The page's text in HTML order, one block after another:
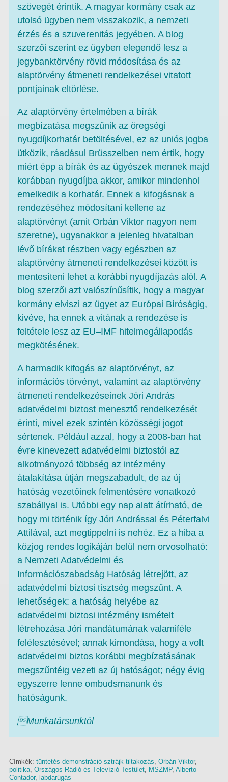
szövegét érintik. A magyar kormány csak az
utolsó ügyben nem visszakozik, a nemzeti
érzés és a szuverenitás jegyében. A blog
szerzői szerint ez ügyben elegendő lesz a
jegybanktörvény rövid módosítása és az
alaptörvény átmeneti rendelkezései vitatott
pontjainak eltörlése.
Az alaptörvény értelmében a bírák
megbízatása megszűnik az öregségi
nyugdíjkorhatár betöltésével, ez az uniós jogba
ütközik, ráadásul Brüsszelben nem értik, hogy
miért épp a bírák és az ügyészek mennek majd
korábban nyugdíjba akkor, amikor mindenhol
emelkedik a korhatár. Ennek a kifogásnak a
rendezéséhez módosítani kellene az
alaptörvényt (amit Orbán Viktor nagyon nem
szeretne), ugyanakkor a jelenleg hivatalban
lévő bírákat részben vagy egészben az
alaptörvény átmeneti rendelkezései között is
mentesíteni lehet a korábbi nyugdíjazás alól. A
blog szerzői azt valószínűsítik, hogy a magyar
kormány elviszi az ügyet az Európai Bíróságig,
kivéve, ha ennek a vitának a rendezése is
feltétele lesz az EU–IMF hitelmegállapodás
megkötésének.
A harmadik kifogás az alaptörvényt, az
információs törvényt, valamint az alaptörvény
átmeneti rendelkezéseinek Jóri András
adatvédelmi biztost menesztő rendelkezését
érinti, mivel ezek szintén közösségi jogot
sértenek. Például azzal, hogy a 2008-ban hat
évre kinevezett adatvédelmi biztostól az
alkotmányozó többség az intézmény
átalakítása útján megszabadult, de az új
hatóság vezetőinek felmentésére vonatkozó
szabállyal is. Utóbbi egy nap alatt átírható, de
hogy mi történik így Jóri Andrással és Péterfalvi
Attilával, azt megtippelni is nehéz. Ez a hiba a
közjog rendes logikáján belül nem orvosolható:
a Nemzeti Adatvédelmi és
Információszabadság Hatóság létrejött, az
adatvédelmi biztosi tisztség megszűnt. A
lehetőségek: a hatóság helyébe az
adatvédelmi biztosi intézmény ismételt
létrehozása Jóri mandátumának valamiféle
felélesztésével; annak kimondása, hogy a volt
adatvédelmi biztos korábbi megbízatásának
megszűntéig vezeti az új hatóságot; négy évig
egyszerre lenne ombudsmanunk és
hatóságunk.
Munkatársunktól
Címkék: tüntetés-demonstráció-sztrájk-tiltakozás Orbán Viktor,
politika, Országos Rádió és Televízió Testület, MSZMP, Alberto
Contador, labdarúgás